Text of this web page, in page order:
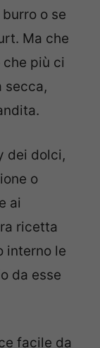
o se
Ma che
più ci
secca,
dei dolci,
o
ai
ricetta
interno le
da esse
facile da